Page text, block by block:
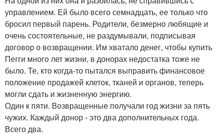
управлением. Ей было всего семнадцать, ее только что
бросил первый парень. Родители, безмерно любящие и
очень состоятельные, не раздумывали, подписывая
договор о возвращении. Им хватало денег, чтобы купить
Пегги много лет жизни, в донорах недостатка тоже не
было. Те, кто когда-то пытался выправить финансовое
положение продажей клеток, тканей и органов, теперь
могли сдать и жизненную энергию.
Один к пяти. Возвращенные получали год жизни за пять
чужих. Каждый донор - это два дополнительных года.
Всего два.